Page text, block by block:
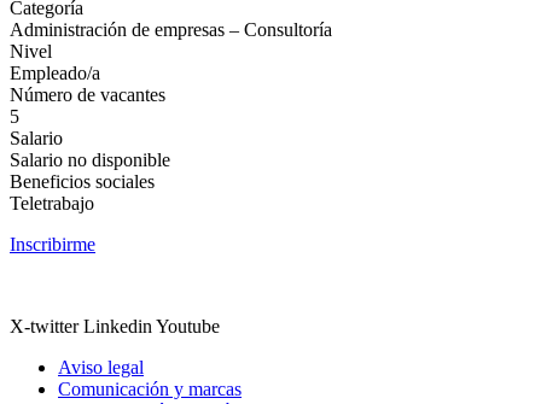
Categoría
Administración de empresas – Consultoría
Nivel
Empleado/a
Número de vacantes
5
Salario
Salario no disponible
Beneficios sociales
Teletrabajo
Inscribirme
X-twitter Linkedin Youtube
Aviso legal
Comunicación y marcas